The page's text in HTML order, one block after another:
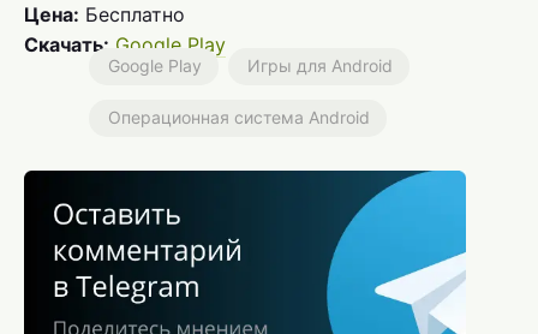
Цена: Бесплатно
Скачать: Google Play
Google Play Игры для Android
Операционная система Android